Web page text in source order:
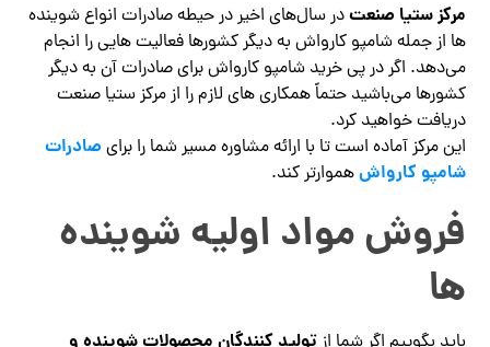
مرکز ستیا صنعتدر سال‌های اخیر در حیطه صادرات انواع شوینده
ها از جمله شامپو کارواش به دیگر کشورها فعالیت‌ هایی را انجام
می‌دهد. اگر در پی خرید شامپو کارواش برای صادرات آن به دیگر
کشورها می‌باشید حتماً همکاری ‌های لازم را از مرکز ستیا صنعت
دریافت خواهید کرد.
این مرکز آماده است تا با ارائه مشاوره مسیر شما را برای صادرات
شامپو کارواشهموارتر کند.
فروش مواد اولیه شوینده
ها